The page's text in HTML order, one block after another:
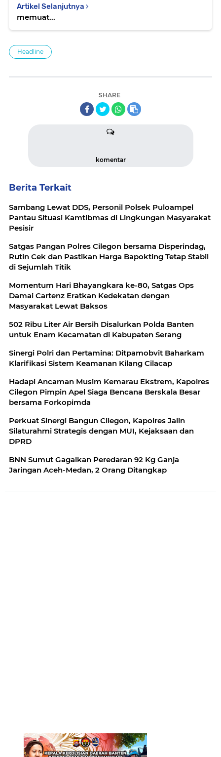
Artikel Selanjutnya
memuat...
Headline
SHARE
komentar
Berita Terkait
Sambang Lewat DDS, Personil Polsek Puloampel
Pantau Situasi Kamtibmas di Lingkungan Masyarakat
Pesisir
Satgas Pangan Polres Cilegon bersama Disperindag,
Rutin Cek dan Pastikan Harga Bapokting Tetap Stabil
di Sejumlah Titik
Momentum Hari Bhayangkara ke-80, Satgas Ops
Damai Cartenz Eratkan Kedekatan dengan
Masyarakat Lewat Baksos
502 Ribu Liter Air Bersih Disalurkan Polda Banten
untuk Enam Kecamatan di Kabupaten Serang
Sinergi Polri dan Pertamina: Ditpamobvit Baharkam
Klarifikasi Sistem Keamanan Kilang Cilacap
Hadapi Ancaman Musim Kemarau Ekstrem, Kapolres
Cilegon Pimpin Apel Siaga Bencana Berskala Besar
bersama Forkopimda
Perkuat Sinergi Bangun Cilegon, Kapolres Jalin
Silaturahmi Strategis dengan MUI, Kejaksaan dan
DPRD
BNN Sumut Gagalkan Peredaran 92 Kg Ganja
Jaringan Aceh-Medan, 2 Orang Ditangkap